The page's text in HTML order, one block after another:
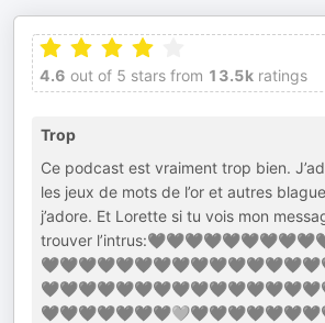
4.6 out of 5 stars from 13.5k ratings
Trop
Ce podcast est vraiment trop bien.
les jeux de mots de l’or et autres
j’adore. Et Lorette si tu vois mon
trouver